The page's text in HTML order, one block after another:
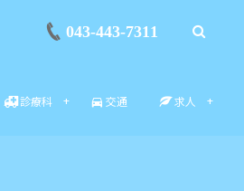
043-443-7311
診療科 交通 求人